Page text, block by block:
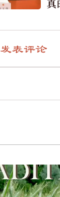
真
发表评论